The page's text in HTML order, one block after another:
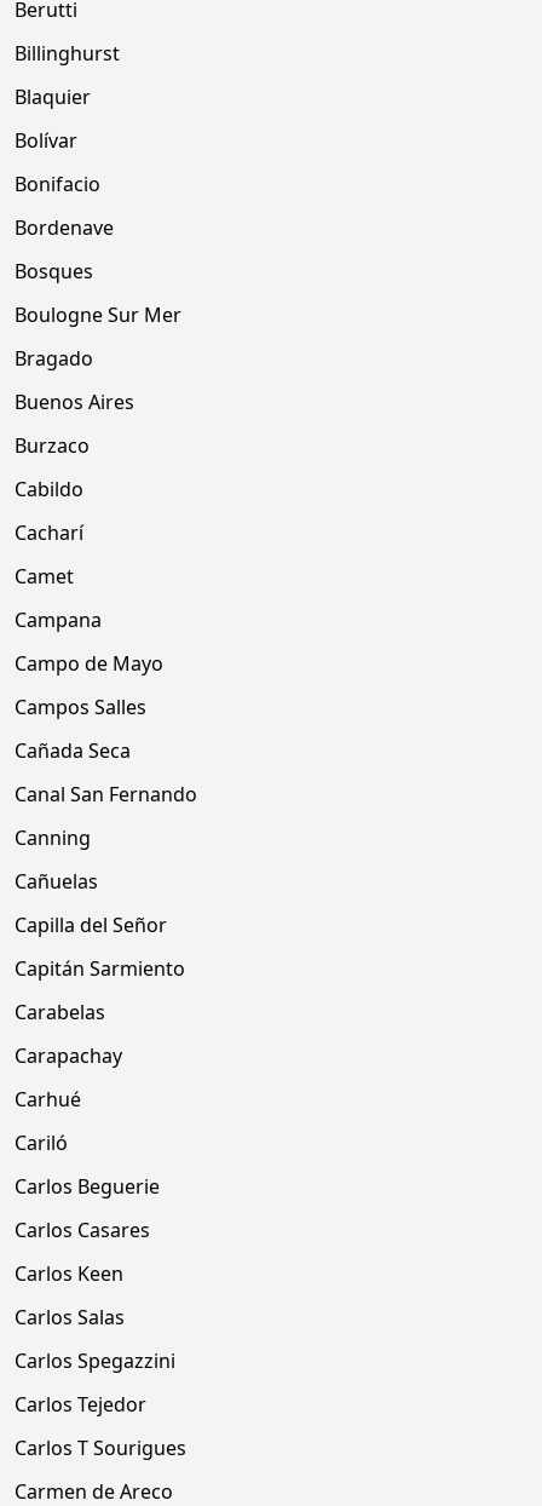
Berutti
Billinghurst
Blaquier
Bolívar
Bonifacio
Bordenave
Bosques
Boulogne Sur Mer
Bragado
Buenos Aires
Burzaco
Cabildo
Cacharí
Camet
Campana
Campo de Mayo
Campos Salles
Cañada Seca
Canal San Fernando
Canning
Cañuelas
Capilla del Señor
Capitán Sarmiento
Carabelas
Carapachay
Carhué
Cariló
Carlos Beguerie
Carlos Casares
Carlos Keen
Carlos Salas
Carlos Spegazzini
Carlos Tejedor
Carlos T Sourigues
Carmen de Areco